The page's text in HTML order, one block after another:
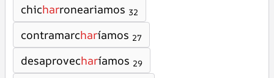
chicharroneariamos 32
contramarcharíamos 27
desaprovecharíamos 29